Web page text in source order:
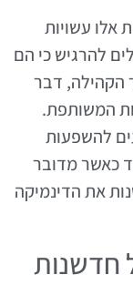
אלו עשויות
להרגיש כי הם
הקהילה, דבר
המשותפת.
להשפעות
כאשר מדובר
את הדינמיקה
חדשנות